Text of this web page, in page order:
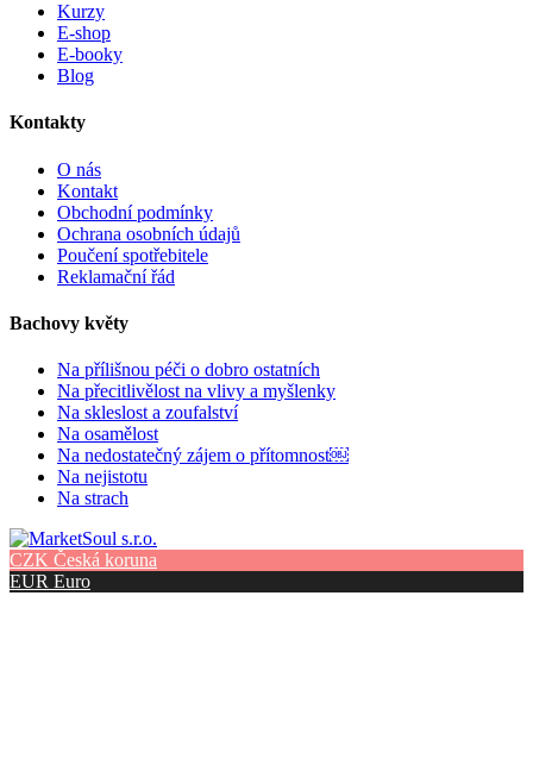
Kurzy
E-shop
E-booky
Blog
Kontakty
O nás
Kontakt
Obchodní podmínky
Ochrana osobních údajů
Poučení spotřebitele
Reklamační řád
Bachovy květy
Na přílišnou péči o dobro ostatních
Na přecitlivělost na vlivy a myšlenky
Na skleslost a zoufalství
Na osamělost
Na nedostatečný zájem o přítomnost￼
Na nejistotu
Na strach
CZK Česká koruna
EUR Euro